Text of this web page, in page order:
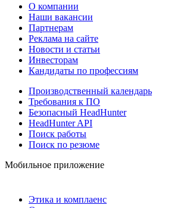
О компании
Наши вакансии
Партнерам
Реклама на сайте
Новости и статьи
Инвесторам
Кандидаты по профессиям
Производственный календарь
Требования к ПО
Безопасный HeadHunter
HeadHunter API
Поиск работы
Поиск по резюме
Мобильное приложение
Этика и комплаенс